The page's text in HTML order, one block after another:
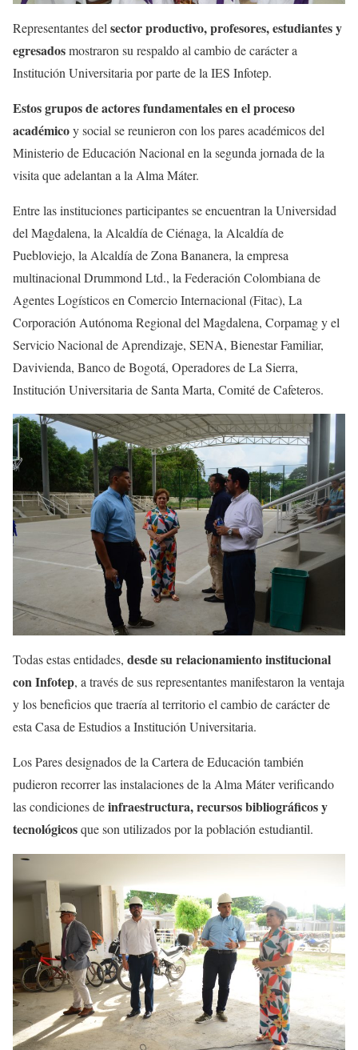
Representantes del sector productivo, profesores, estudiantes y
egresadosmostraron su respaldo al cambio de carácter a
Institución Universitaria por parte de la IES Infotep.
Estos grupos de actores fundamentales en el proceso
académicoy social se reunieron con los pares académicos del
Ministerio de Educación Nacional en la segunda jornada de la
visita que adelantan a la Alma Máter.
Entre las instituciones participantes se encuentran la Universidad
del Magdalena, la Alcaldía de Ciénaga, la Alcaldía de
Puebloviejo, la Alcaldía de Zona Bananera, la empresa
multinacional Drummond Ltd., la Federación Colombiana de
Agentes Logísticos en Comercio Internacional (Fitac), La
Corporación Autónoma Regional del Magdalena, Corpamag y el
Servicio Nacional de Aprendizaje, SENA, Bienestar Familiar,
Davivienda, Banco de Bogotá, Operadores de La Sierra,
Institución Universitaria de Santa Marta, Comité de Cafeteros.
Todas estas entidades, desde su relacionamiento institucional
con Infotep, a través de sus representantes manifestaron la ventaja
y los beneficios que traería al territorio el cambio de carácter de
esta Casa de Estudios a Institución Universitaria.
Los Pares designados de la Cartera de Educación también
pudieron recorrer las instalaciones de la Alma Máter verificando
las condiciones deinfraestructura, recursos bibliográficos y
tecnológicosque son utilizados por la población estudiantil.